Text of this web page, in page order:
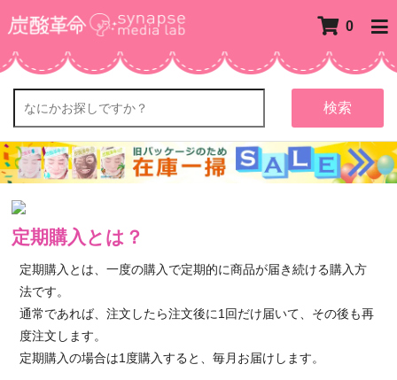
0
検索
定期購入とは？
定期購入とは、一度の購入で定期的に商品が届き続ける購入方
法です。
通常であれば、注文したら注文後に1回だけ届いて、その後も再
度注文します。
定期購入の場合は1度購入すると、毎月お届けします。